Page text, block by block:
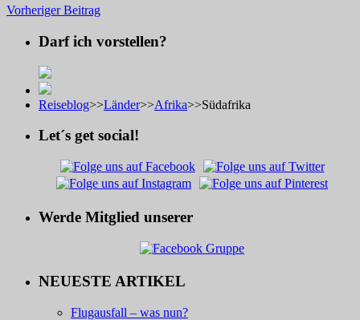
Vorheriger Beitrag
Darf ich vorstellen?
Reiseblog>>Länder>>Afrika>>Südafrika
Let´s get social!
Werde Mitglied unserer
NEUESTE ARTIKEL
Flugausfall – was nun?